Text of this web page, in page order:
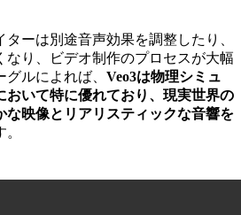
ーは別途音声効果を調整したり、
なり、ビデオ制作のプロセスが大幅
ルによれば、 Veo3は物理シミュ
おいて特に優れており、現実世界の
な映像とリアリスティックな音響を